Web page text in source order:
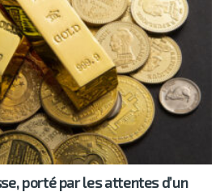
porté par les attentes d’un